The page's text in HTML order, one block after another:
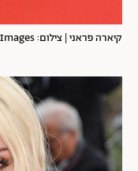
קיארה פראני | צילום: Pascal Le Segretain/Getty Images